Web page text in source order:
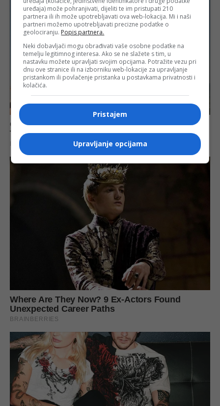
uređaja) može pohranjivati, dijeliti te im pristupati 210
partnera ili ih može upotrebljavati ova web-lokacija. Mi i naši
partneri možemo upotrebljavati precizne podatke o
geolociranju. Popis partnera.
Neki dobavljači mogu obrađivati vaše osobne podatke na
temelju legitimnog interesa. Ako se ne slažete s tim, u
nastavku možete upravljati svojim opcijama. Potražite vezu pri
dnu ove stranice ili na izborniku web-lokacije za upravljanje
pristankom ili povlačenje pristanka u postavkama privatnosti i
kolačića.
Pristajem
Upravljanje opcijama